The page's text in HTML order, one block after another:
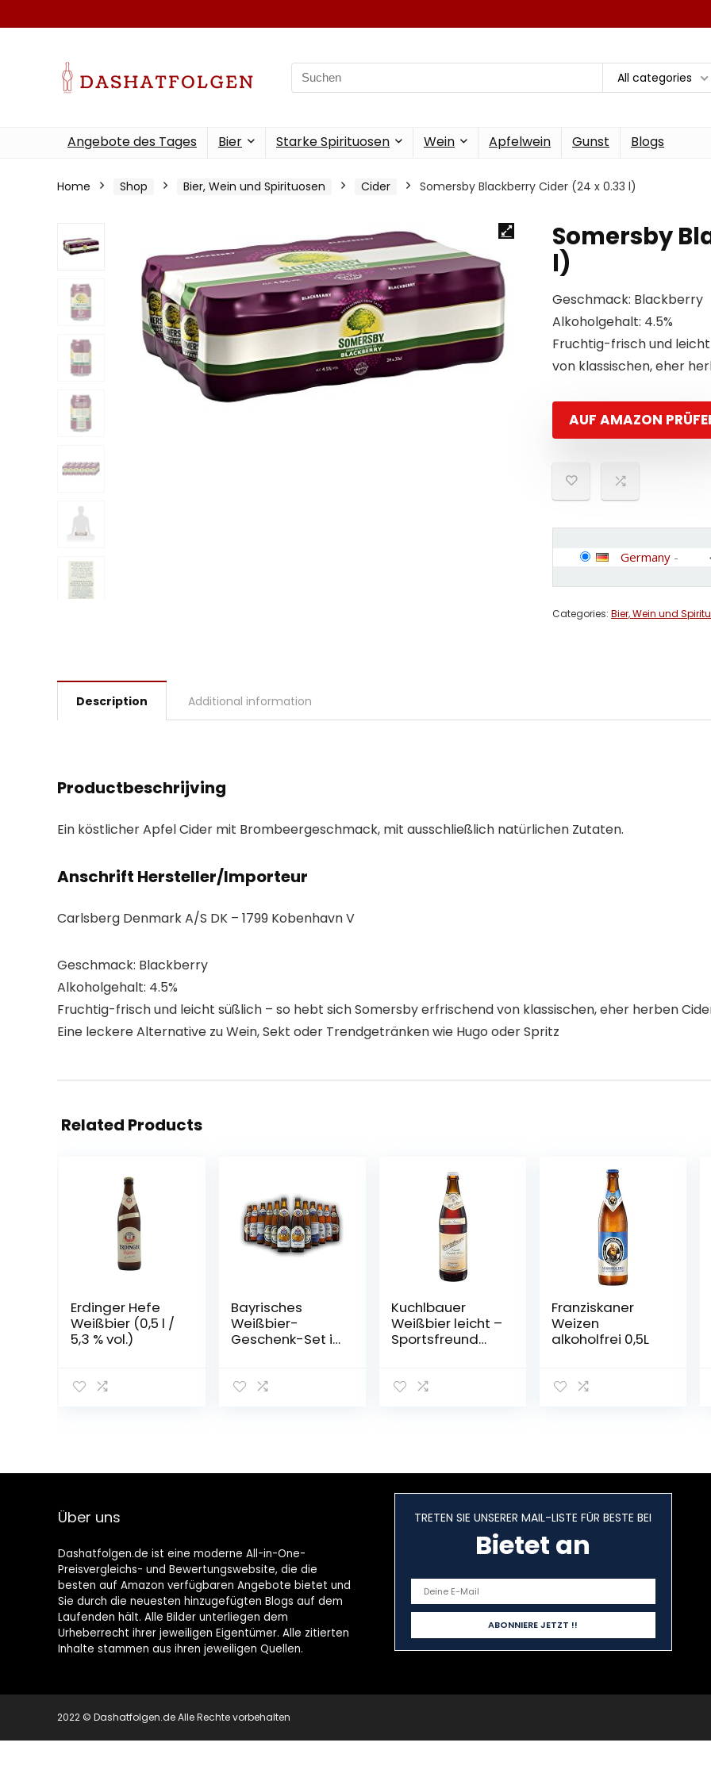
Search
for:
All categories
Angebote des Tages Bier Starke Spirituosen Wein Apfelwein Gunst Blogs
Home Shop Bier, Wein und Spirituosen Cider Somersby Blackberry Cider (24 x 0.33 l)
Somersby
l)
Geschmack: Blackberry
Alkoholgehalt: 4.5%
Fruchtig-frisch und
von klassischen, eher
AUF AMAZON
Germany -
Categories: Bier, Wein und
Description Additional information
Productbeschrijving
Ein köstlicher Apfel Cider mit Brombeergeschmack, mit ausschließlich natürlichen Zutaten.
Anschrift Hersteller/Importeur
Carlsberg Denmark A/S DK – 1799 Kobenhavn V
Geschmack: Blackberry
Alkoholgehalt: 4.5%
Fruchtig-frisch und leicht süßlich – so hebt sich Somersby erfrischend von klassischen, eher herben
Eine leckere Alternative zu Wein, Sekt oder Trendgetränken wie Hugo oder Spritz
Related Products
Erdinger Hefe
Weißbier (0,5 l /
5,3 % vol.)
Bayrisches
Weißbier-
Geschenk-Set in
| Ein Mix aus
Kuchlbauer
Weißbier leicht –
Sportsfreund
Franziskaner
Weizen
alkoholfrei 0,5L
Über uns
Dashatfolgen.de ist eine moderne All-in-One-
Preisvergleichs- und Bewertungswebsite, die die
besten auf Amazon verfügbaren Angebote bietet und
Sie durch die neuesten hinzugefügten Blogs auf dem
Laufenden hält. Alle Bilder unterliegen dem
Urheberrecht ihrer jeweiligen Eigentümer. Alle zitierten
Inhalte stammen aus ihren jeweiligen Quellen.
TRETEN SIE UNSERER MAIL-LISTE FÜR BESTE BEI
Bietet an
2022 © Dashatfolgen.de Alle Rechte vorbehalten